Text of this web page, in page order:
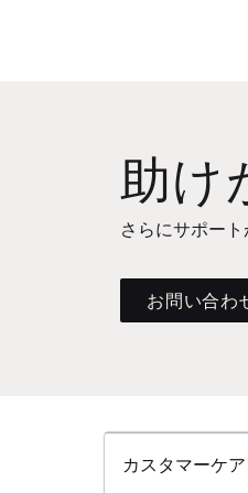
助け
さらにサポー
お問い合わ
カスタマーケア